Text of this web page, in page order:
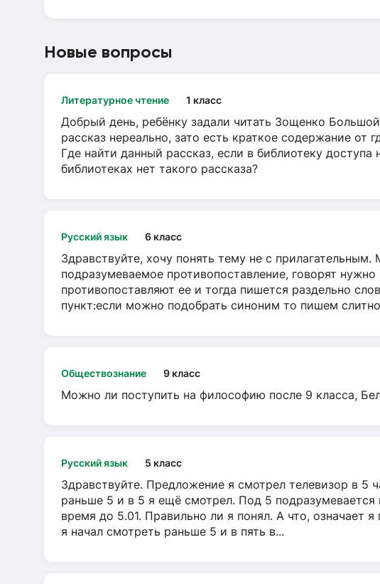
Новые вопросы
Литературное чтение 1 класс
Добрый день, ребёнку задали читать Зощенко
рассказ нереально, зато есть краткое содержание от
Где найти данный рассказ, если в библиотеку доступа
библиотеках нет такого рассказа?
Русский язык 6 класс
Здравствуйте, хочу понять тему не с прилагательным.
подразумеваемое противопоставление, говорят
противопоставляют ее и тогда пишется раздельно
пункт:если можно подобрать синоним то пишем
Обществознание 9 класс
Можно ли поступить на философию после 9 класса,
Русский язык 5 класс
Здравствуйте. Предложение я смотрел телевизор в 5
раньше 5 и в 5 я ещё смотрел. Под 5
время до 5.01. Правильно ли я понял. А что, означает
я начал смотреть раньше 5 и в пять в...